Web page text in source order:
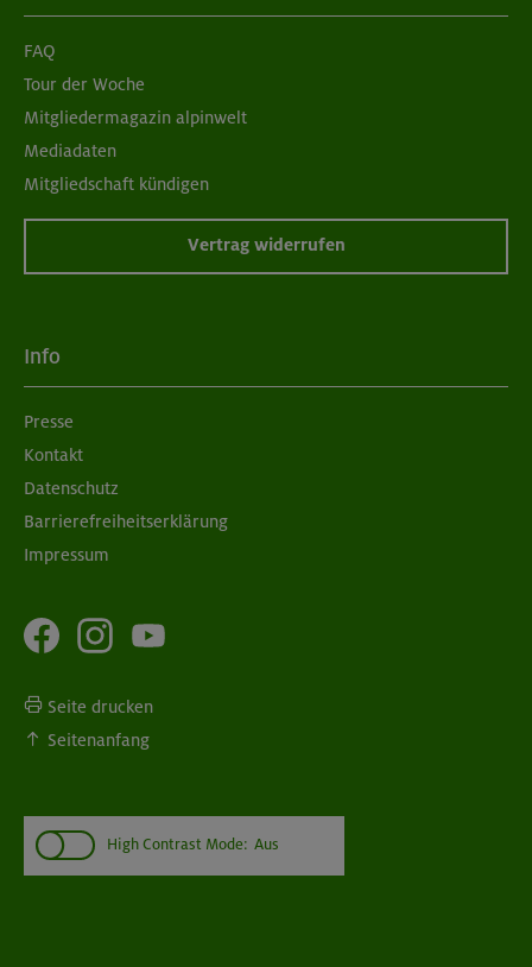
FAQ
Tour der Woche
Mitgliedermagazin alpinwelt
Mediadaten
Mitgliedschaft kündigen
Vertrag widerrufen
Info
Presse
Kontakt
Datenschutz
Barrierefreiheitserklärung
Impressum
Seite drucken
Seitenanfang
High Contrast Mode: Aus